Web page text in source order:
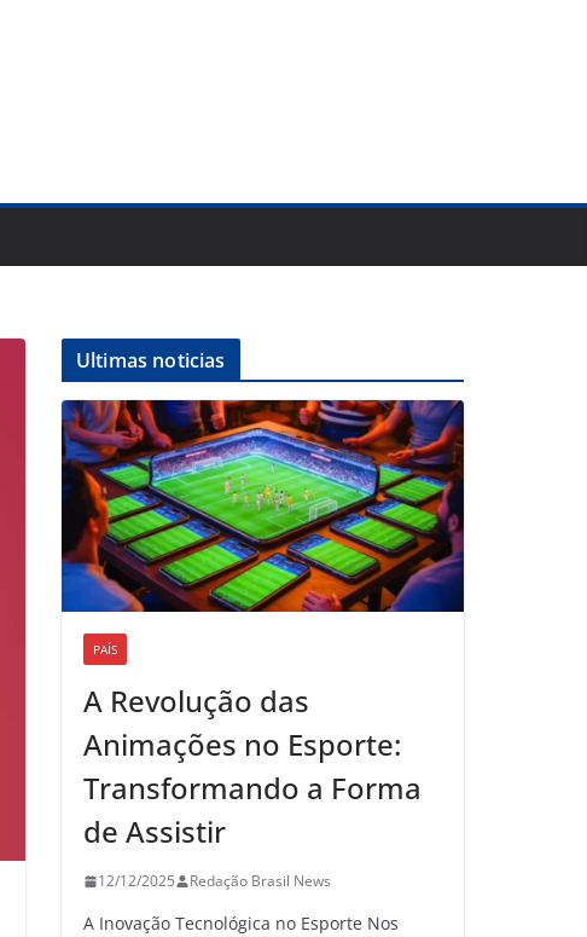
Ultimas noticias
PAÍS
A Revolução das
Animações no Esporte:
Transformando a Forma
de Assistir
12/12/2025 Redação Brasil News
A Inovação Tecnológica no Esporte Nos